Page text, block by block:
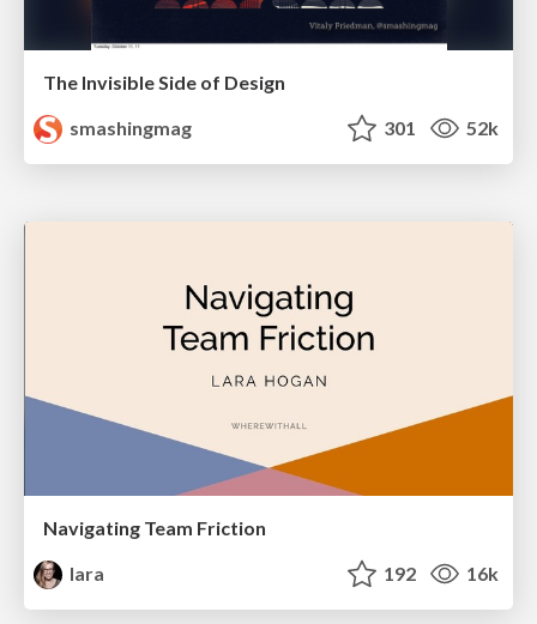
The Invisible Side of Design
smashingmag
301 52k
Navigating Team Friction
lara
192 16k